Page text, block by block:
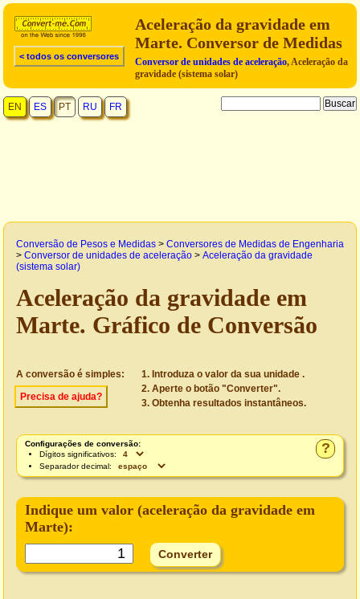
< todos os conversores
Aceleração da gravidade em
Marte. Conversor de Medidas
Conversor de unidades de aceleração, Aceleração da
gravidade (sistema solar)
EN ES PT RU FR
Conversão de Pesos e Medidas > Conversores de Medidas de Engenharia
> Conversor de unidades de aceleração > Aceleração da gravidade
(sistema solar)
Aceleração da gravidade em
Marte. Gráfico de Conversão
A conversão é simples:
Precisa de ajuda?
Introduza o valor da sua unidade .
Aperte o botão "Converter".
Obtenha resultados instantâneos.
?
Configurações de conversão:
Dígitos significativos:
Separador decimal:
Indique um valor (aceleração da gravidade em
Marte):